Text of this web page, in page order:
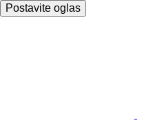
Postavite oglas